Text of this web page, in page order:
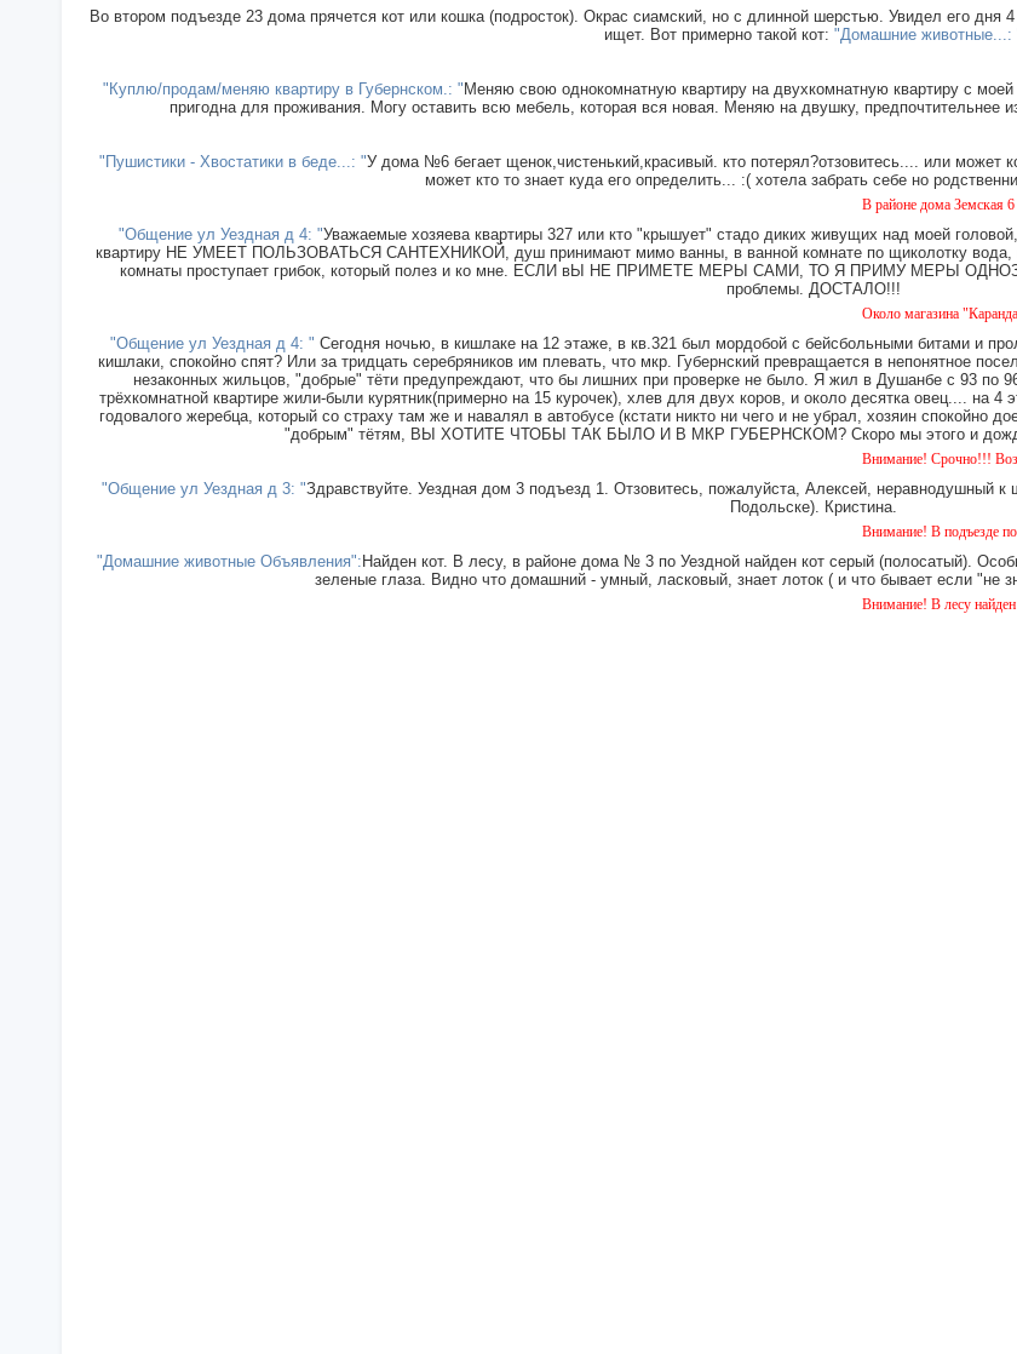
Во втором подъезде 23 дома прячется кот или кошка (подросток). Окрас сиамский, но с длинной шерстью. Увидел его дня
ищет. Вот примерно такой кот: "Домашние животные...:
"Куплю/продам/меняю квартиру в Губернском.: " Меняю свою однокомнатную квартиру на двухкомнатную квартиру с
пригодна для проживания. Могу оставить всю мебель, которая вся новая. Меняю на двушку, предпочтительнее
"Пушистики - Хвостатики в беде...: "У дома №6 бегает щенок,чистенький,красивый. кто потерял?отзовитесь.... или может
может кто то знает куда его определить... :( хотела забрать себе но
В районе дома Земская 6 найдена
"Общение ул Уездная д 4: "Уважаемые хозяева квартиры 327 или кто "крышует" стадо диких живущих над моей
квартиру НЕ УМЕЕТ ПОЛЬЗОВАТЬСЯ САНТЕХНИКОЙ, душ принимают мимо ванны, в ванной комнате по щиколотку вода,
комнаты проступает грибок, который полез и ко мне. ЕСЛИ вЫ НЕ ПРИМЕТЕ МЕРЫ САМИ, ТО Я ПРИМУ МЕРЫ
проблемы. ДОСТАЛО!!!
Около магазина "Карандаш"
"Общение ул Уездная д 4: " Сегодня ночью, в кишлаке на 12 этаже, в кв.321 был мордобой с бейсбольными битами и
кишлаки, спокойно спят? Или за тридцать серебряников им плевать, что мкр. Губернский превращается в непонятное
незаконных жильцов, "добрые" тёти предупреждают, что бы лишних при проверке не было. Я жил в Душанбе с 93 по
трёхкомнатной квартире жили-были курятник(примерно на 15 курочек), хлев для двух коров, и около десятка овец.... на
годовалого жеребца, который со страху там же и навалял в автобусе (кстати никто ни чего и не убрал, хозяин
"добрым" тётям, ВЫ ХОТИТЕ ЧТОБЫ ТАК БЫЛО И В МКР ГУБЕРНСКОМ? Скоро мы этого и
Внимание! Срочно!!! Возле
"Общение ул Уездная д 3: "Здравствуйте. Уездная дом 3 подъезд 1. Отзовитесь, пожалуйста, Алексей, неравнодушный
Подольске). Кристина.
Внимание! В подъезде по ул.
"Домашние животные Объявления": Найден кот. В лесу, в районе дома № 3 по Уездной найден кот серый (полосатый).
зеленые глаза. Видно что домашний - умный, ласковый, знает лоток ( и что бывает если "не
Внимание! В лесу найден черный